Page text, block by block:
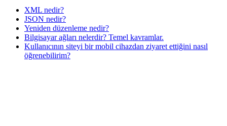
XML nedir?
JSON nedir?
Yeniden düzenleme nedir?
Bilgisayar ağları nelerdir? Temel kavramlar.
Kullanıcının siteyi bir mobil cihazdan ziyaret ettiğini nasıl
öğrenebilirim?